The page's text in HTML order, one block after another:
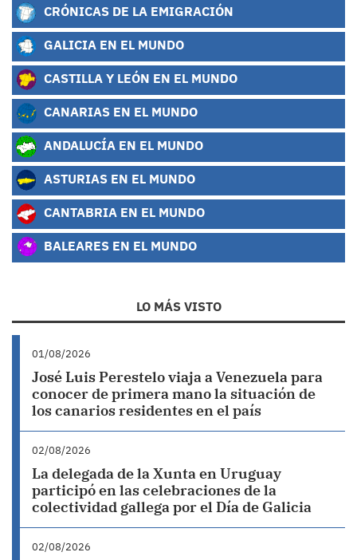
CRÓNICAS DE LA EMIGRACIÓN
GALICIA EN EL MUNDO
CASTILLA Y LEÓN EN EL MUNDO
CANARIAS EN EL MUNDO
ANDALUCÍA EN EL MUNDO
ASTURIAS EN EL MUNDO
CANTABRIA EN EL MUNDO
BALEARES EN EL MUNDO
LO MÁS VISTO
01/08/2026
José Luis Perestelo viaja a Venezuela para
conocer de primera mano la situación de
los canarios residentes en el país
02/08/2026
La delegada de la Xunta en Uruguay
participó en las celebraciones de la
colectividad gallega por el Día de Galicia
02/08/2026